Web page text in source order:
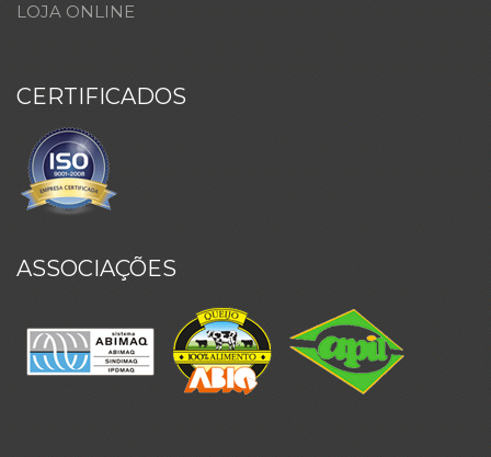
LOJA ONLINE
CERTIFICADOS
ASSOCIAÇÕES